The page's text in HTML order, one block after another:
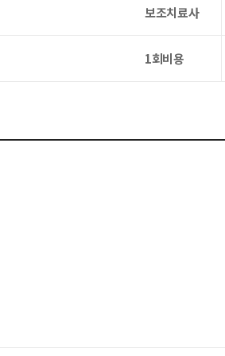
보조치료사
1회비용